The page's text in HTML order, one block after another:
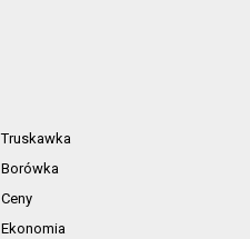
Truskawka
Borówka
Ceny
Ekonomia